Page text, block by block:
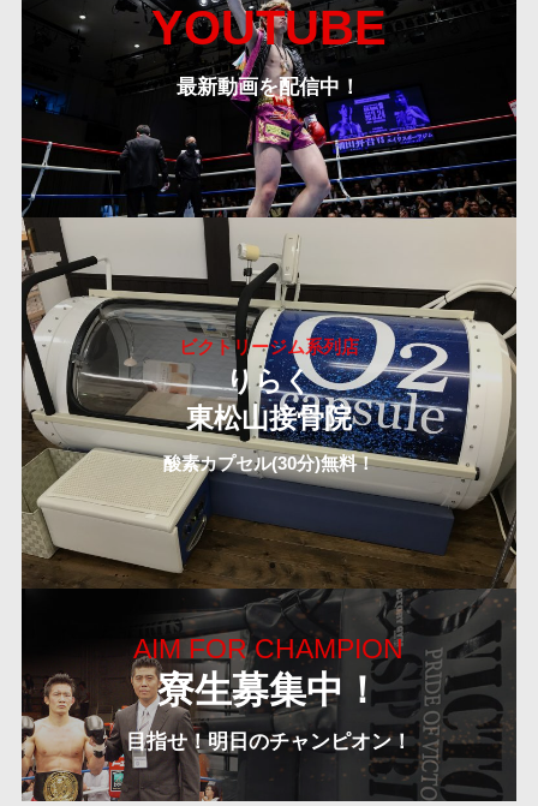
YOUTUBE
最新動画を配信中！
ビクトリージム系列店
りらく
東松山接骨院
酸素カプセル(30分)無料！
AIM FOR CHAMPION
寮生募集中！
目指せ！明日のチャンピオン！